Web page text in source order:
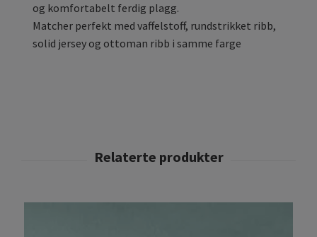
og komfortabelt ferdig plagg.
Matcher perfekt med vaffelstoff, rundstrikket ribb,
solid jersey og ottoman ribb i samme farge